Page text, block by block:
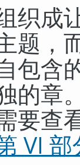
织成
题，
包含
的章
要查
VI 部